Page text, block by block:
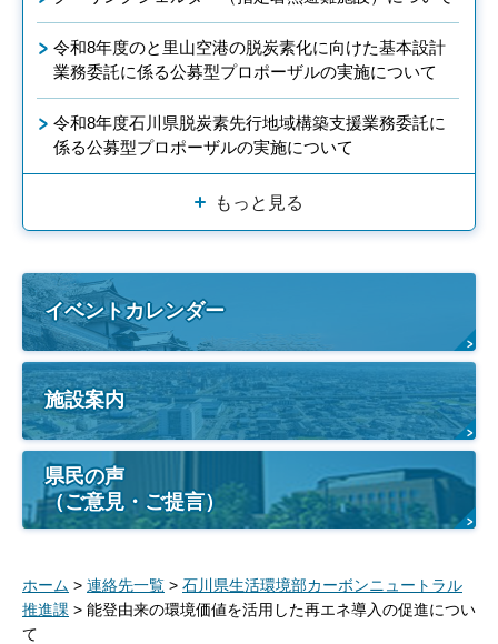
令和8年度のと里山空港の脱炭素化に向けた基本設計
業務委託に係る公募型プロポーザルの実施について
令和8年度石川県脱炭素先行地域構築支援業務委託に
係る公募型プロポーザルの実施について
もっと見る
イベントカレンダー
施設案内
県民の声
（ご意見・ご提言）
ホーム > 連絡先一覧 > 石川県生活環境部カーボンニュートラル
推進課 > 能登由来の環境価値を活用した再エネ導入の促進につい
て